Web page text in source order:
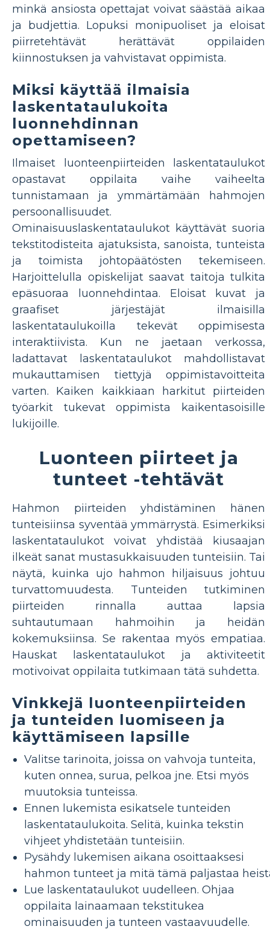
minkä ansiosta opettajat voivat säästää aikaa
ja budjettia. Lopuksi monipuoliset ja eloisat
piirretehtävät herättävät oppilaiden
kiinnostuksen ja vahvistavat oppimista.
Miksi käyttää ilmaisia ​​
laskentataulukoita
luonnehdinnan
opettamiseen?
Ilmaiset luonteenpiirteiden laskentataulukot
opastavat oppilaita vaihe vaiheelta
tunnistamaan ja ymmärtämään hahmojen
persoonallisuudet.
Ominaisuuslaskentataulukot käyttävät suoria
tekstitodisteita ajatuksista, sanoista, tunteista
ja toimista johtopäätösten tekemiseen.
Harjoittelulla opiskelijat saavat taitoja tulkita
epäsuoraa luonnehdintaa. Eloisat kuvat ja
graafiset järjestäjät ilmaisilla
laskentataulukoilla tekevät oppimisesta
interaktiivista. Kun ne jaetaan verkossa,
ladattavat laskentataulukot mahdollistavat
mukauttamisen tiettyjä oppimistavoitteita
varten. Kaiken kaikkiaan harkitut piirteiden
työarkit tukevat oppimista kaikentasoisille
lukijoille.
Luonteen piirteet ja
tunteet -tehtävät
Hahmon piirteiden yhdistäminen hänen
tunteisiinsa syventää ymmärrystä. Esimerkiksi
laskentataulukot voivat yhdistää kiusaajan
ilkeät sanat mustasukkaisuuden tunteisiin. Tai
näytä, kuinka ujo hahmon hiljaisuus johtuu
turvattomuudesta. Tunteiden tutkiminen
piirteiden rinnalla auttaa lapsia
suhtautumaan hahmoihin ja heidän
kokemuksiinsa. Se rakentaa myös empatiaa.
Hauskat laskentataulukot ja aktiviteetit
motivoivat oppilaita tutkimaan tätä suhdetta.
Vinkkejä luonteenpiirteiden
ja tunteiden luomiseen ja
käyttämiseen lapsille
Valitse tarinoita, joissa on vahvoja tunteita,
kuten onnea, surua, pelkoa jne. Etsi myös
muutoksia tunteissa.
Ennen lukemista esikatsele tunteiden
laskentataulukoita. Selitä, kuinka tekstin
vihjeet yhdistetään tunteisiin.
Pysähdy lukemisen aikana osoittaaksesi
hahmon tunteet ja mitä tämä paljastaa
Lue laskentataulukot uudelleen. Ohjaa
oppilaita lainaamaan tekstitukea
ominaisuuden ja tunteen vastaavuudelle.